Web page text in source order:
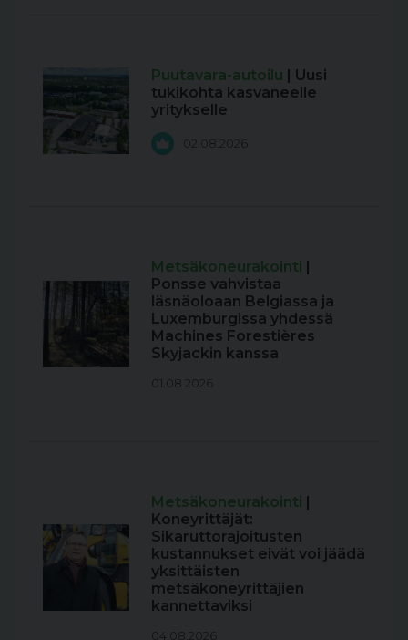
Puutavara-autoilu | Uusi
tukikohta kasvaneelle
yritykselle
02.08.2026
Metsäkoneurakointi |
Ponsse vahvistaa
läsnäoloaan Belgiassa ja
Luxemburgissa yhdessä
Machines Forestières
Skyjackin kanssa
01.08.2026
Metsäkoneurakointi |
Koneyrittäjät:
Sikaruttorajoitusten
kustannukset eivät voi jäädä
yksittäisten
metsäkoneyrittäjien
kannettaviksi
04.08.2026